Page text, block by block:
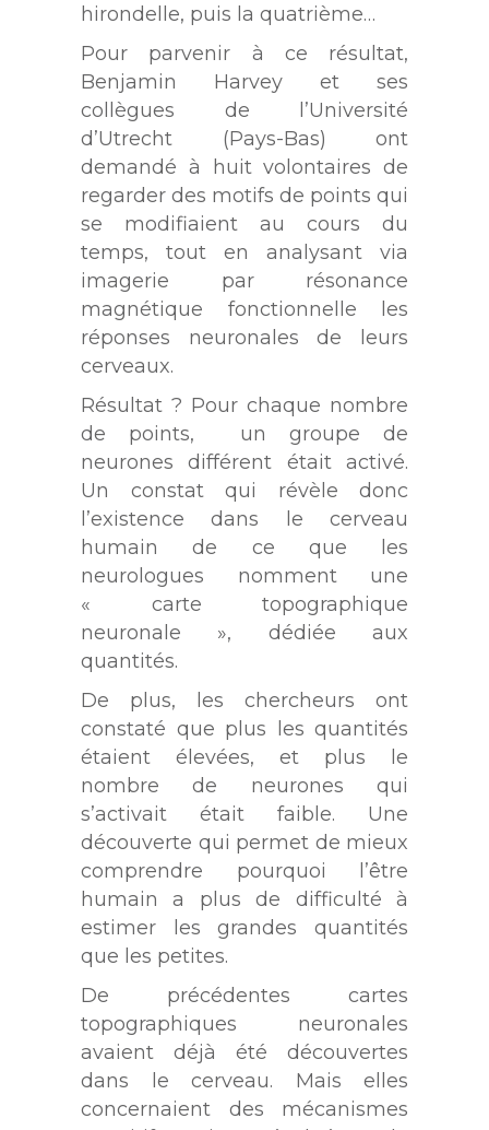
hirondelle, puis la quatrième…
Pour parvenir à ce résultat,
Benjamin Harvey et ses
collègues de l’Université
d’Utrecht (Pays-Bas) ont
demandé à huit volontaires de
regarder des motifs de points qui
se modifiaient au cours du
temps, tout en analysant via
imagerie par résonance
magnétique fonctionnelle les
réponses neuronales de leurs
cerveaux.
Résultat ? Pour chaque nombre
de points, un groupe de
neurones différent était activé.
Un constat qui révèle donc
l’existence dans le cerveau
humain de ce que les
neurologues nomment une
« carte topographique
neuronale », dédiée aux
quantités.
De plus, les chercheurs ont
constaté que plus les quantités
étaient élevées, et plus le
nombre de neurones qui
s’activait était faible. Une
découverte qui permet de mieux
comprendre pourquoi l’être
humain a plus de difficulté à
estimer les grandes quantités
que les petites.
De précédentes cartes
topographiques neuronales
avaient déjà été découvertes
dans le cerveau. Mais elles
concernaient des mécanismes